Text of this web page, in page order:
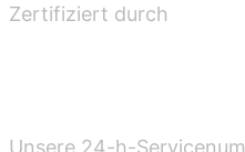
Zertifiziert durch
Unsere 24-h-